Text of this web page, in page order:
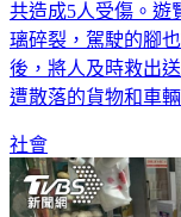
共造成5人受傷。遊
璃碎裂，駕駛的腳
後，將人及時救出
遭散落的貨物和車
社會